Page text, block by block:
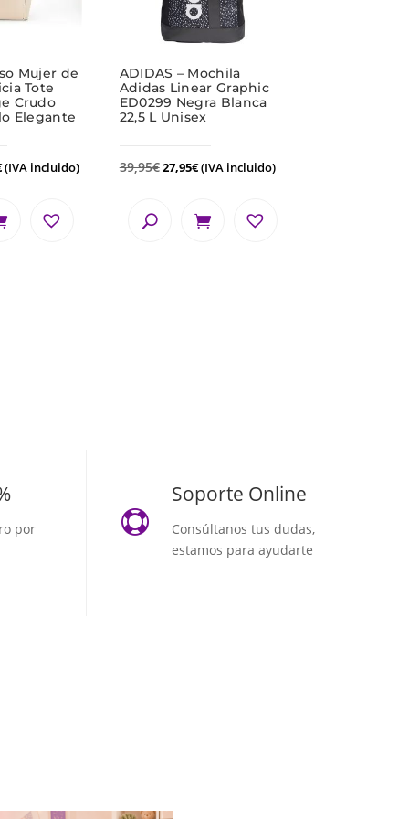
Mujer de
Tote
Crudo
Elegante
(IVA incluido)
ADIDAS – Mochila
Adidas Linear Graphic
ED0299 Negra Blanca
22,5 L Unisex
39,95€27,95€(IVA incluido)
por 
Soporte Online
Consúltanos tus dudas,
estamos para ayudarte